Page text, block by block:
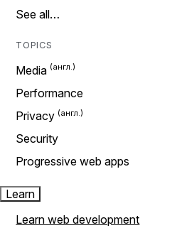
See all…
TOPICS
Media
Performance
Privacy
Security
Progressive web apps
Learn
Learn web development